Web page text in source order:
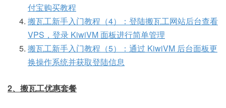
付宝购买教程
搬瓦工新手入门教程（4）：登陆搬瓦工网站后台查看
VPS，登录 KiwiVM 面板进行简单管理
搬瓦工新手入门教程（5）：通过 KiwiVM 后台面板更
换操作系统并获取登陆信息
2、搬瓦工优惠套餐